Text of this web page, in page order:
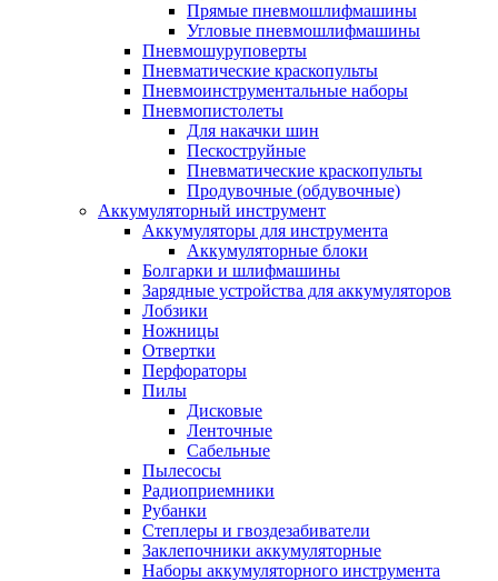
Прямые пневмошлифмашины
Угловые пневмошлифмашины
Пневмошуруповерты
Пневматические краскопульты
Пневмоинструментальные наборы
Пневмопистолеты
Для накачки шин
Пескоструйные
Пневматические краскопульты
Продувочные (обдувочные)
Аккумуляторный инструмент
Аккумуляторы для инструмента
Аккумуляторные блоки
Болгарки и шлифмашины
Зарядные устройства для аккумуляторов
Лобзики
Ножницы
Отвертки
Перфораторы
Пилы
Дисковые
Ленточные
Сабельные
Пылесосы
Радиоприемники
Рубанки
Степлеры и гвоздезабиватели
Заклепочники аккумуляторные
Наборы аккумуляторного инструмента